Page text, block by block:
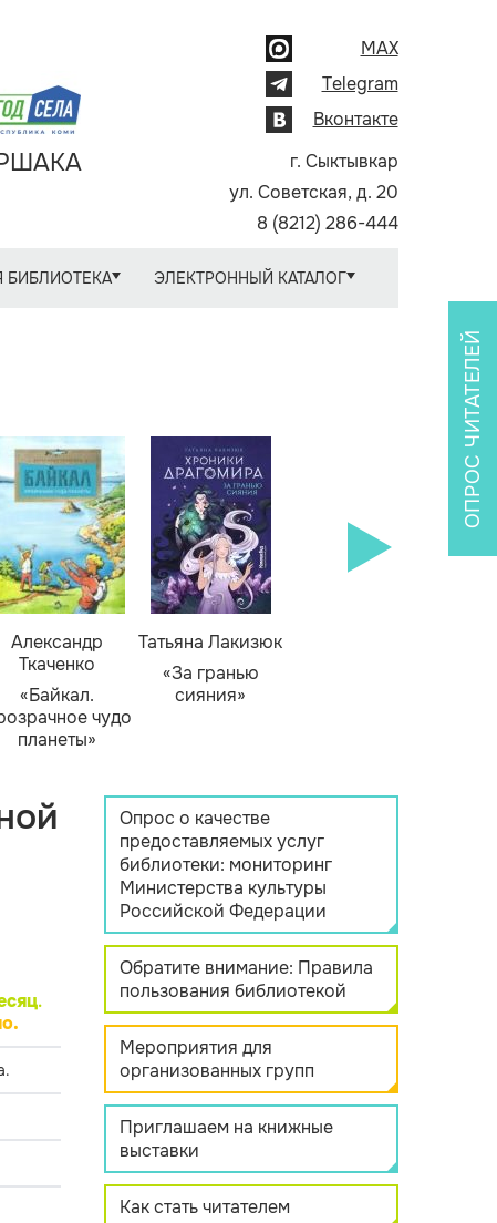
MAX
Telegram
Вконтакте
г. Сыктывкар
ул. Советская, д. 20
8 (8212) 286-444
БИБЛИОТЕКА ЭЛЕКТРОННЫЙ КАТАЛОГ
Александр
Ткаченко
«Байкал.
чудо
планеты»
Татьяна Лакизюк
«За гранью
сияния»
.
ОПРОС ЧИТАТЕЛЕЙ
Опрос о качестве
предоставляемых услуг
библиотеки: мониторинг
Министерства культуры
Российской Федерации
Обратите внимание: Правила
пользования библиотекой
Мероприятия для
организованных групп
Приглашаем на книжные
выставки
Как стать читателем